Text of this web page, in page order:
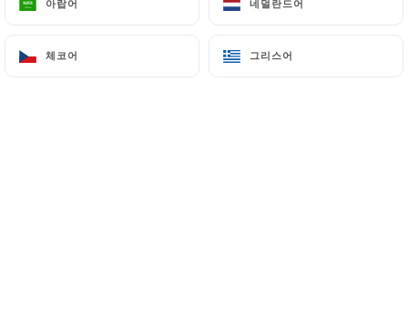
아랍어 네덜란드어
체코어 그리스어
아랍어 네덜란드어
체코어 그리스어